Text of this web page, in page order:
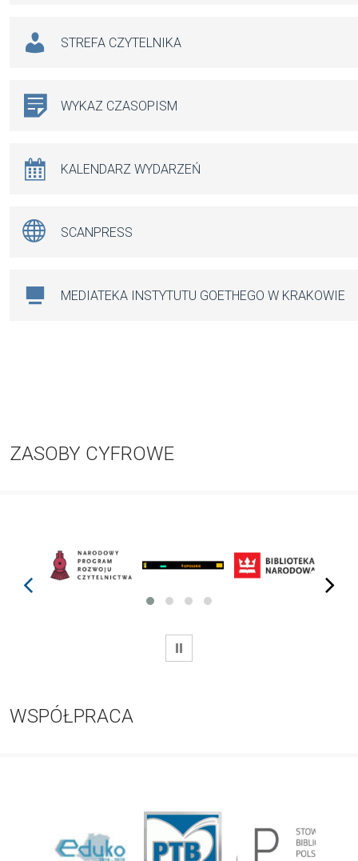
STREFA CZYTELNIKA
WYKAZ CZASOPISM
KALENDARZ WYDARZEŃ
SCANPRESS
MEDIATEKA INSTYTUTU GOETHEGO W KRAKOWIE
ZASOBY CYFROWE
prev next
WSTRZYMAJ
WSPÓŁPRACA